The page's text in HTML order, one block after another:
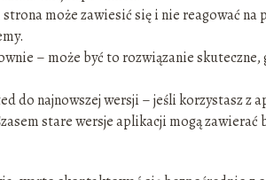
może zawiesić się i nie reagować
– może być to rozwiązanie
do najnowszej wersji – jeśli korzystasz z
stare wersje aplikacji mogą zawierać